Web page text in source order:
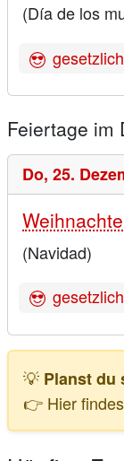
(Día de los
Feiertage im
Do, 25.
(Navidad)
💡 Planst du
👉 Hier